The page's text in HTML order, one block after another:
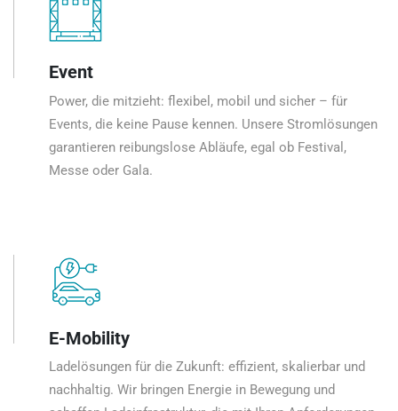
Event
Power, die mitzieht: flexibel, mobil und sicher – für
Events, die keine Pause kennen. Unsere Stromlösungen
garantieren reibungslose Abläufe, egal ob Festival,
Messe oder Gala.
E-Mobility
Ladelösungen für die Zukunft: effizient, skalierbar und
nachhaltig. Wir bringen Energie in Bewegung und